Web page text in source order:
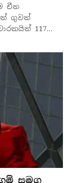
චීන
ගුවන්
117…
සමග